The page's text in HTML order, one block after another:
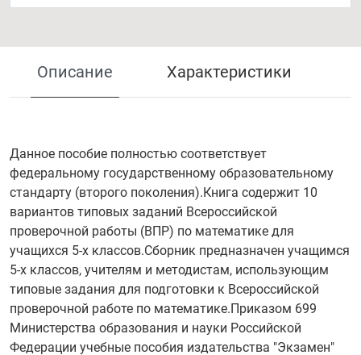
Описание Характеристики
Данное пособие полностью соответствует
федеральному государственному образовательному
стандарту (второго поколения).Книга содержит 10
вариантов типовых заданий Всероссийской
проверочной работы (ВПР) по математике для
учащихся 5-х классов.Сборник предназначен учащимся
5-х классов, учителям и методистам, использующим
типовые задания для подготовки к Всероссийской
проверочной работе по математике.Приказом 699
Министерства образования и науки Российской
Федерации учебные пособия издательства "Экзамен"